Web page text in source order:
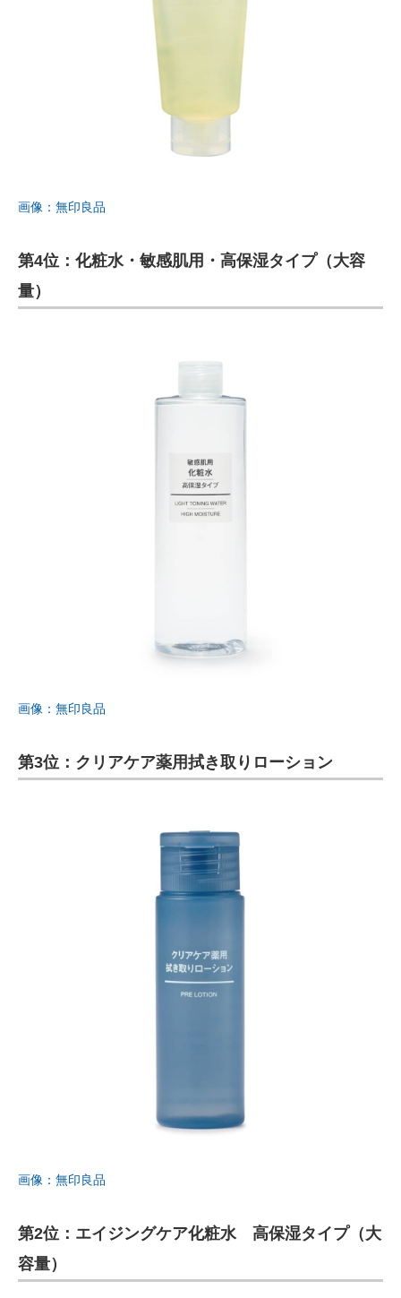
画像：無印良品
第4位：化粧水・敏感肌用・高保湿タイプ（大容
量）
画像：無印良品
第3位：クリアケア薬用拭き取りローション
画像：無印良品
第2位：エイジングケア化粧水 高保湿タイプ（大
容量）